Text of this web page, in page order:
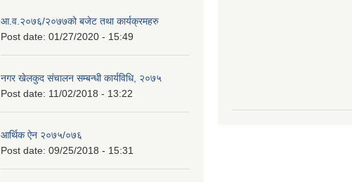
आ.व.२०७६/२०७७को बजेट तथा कार्यक्रमहरु
Post date: 01/27/2020 - 15:49
नगर खेलकुद संचालन सम्बन्धी कार्यविधि, २०७५
Post date: 11/02/2018 - 13:22
आर्थिक ऐन २०७५/०७६
Post date: 09/25/2018 - 15:31